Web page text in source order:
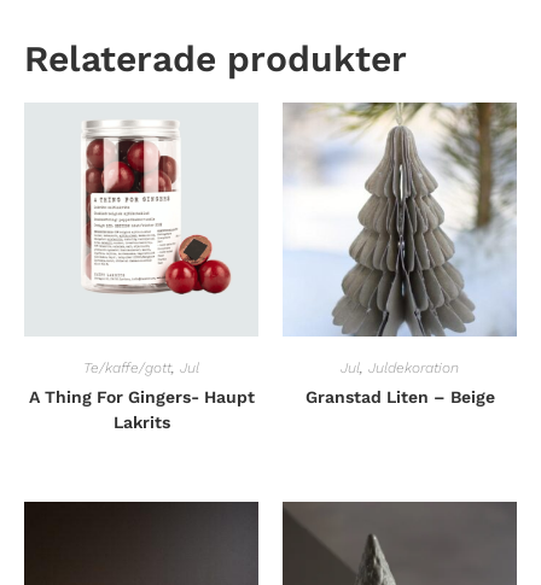
Relaterade produkter
Te/kaffe/gott, Jul
A Thing For Gingers- Haupt
Lakrits
Jul Juldekoration
Granstad Liten – Beige